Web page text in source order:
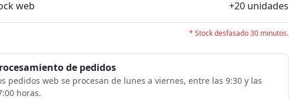
web +20 unidades
* Stock desfasado 30 minutos.
de pedidos
pedidos web se procesan de lunes a viernes, entre las 9:30 y las
horas.